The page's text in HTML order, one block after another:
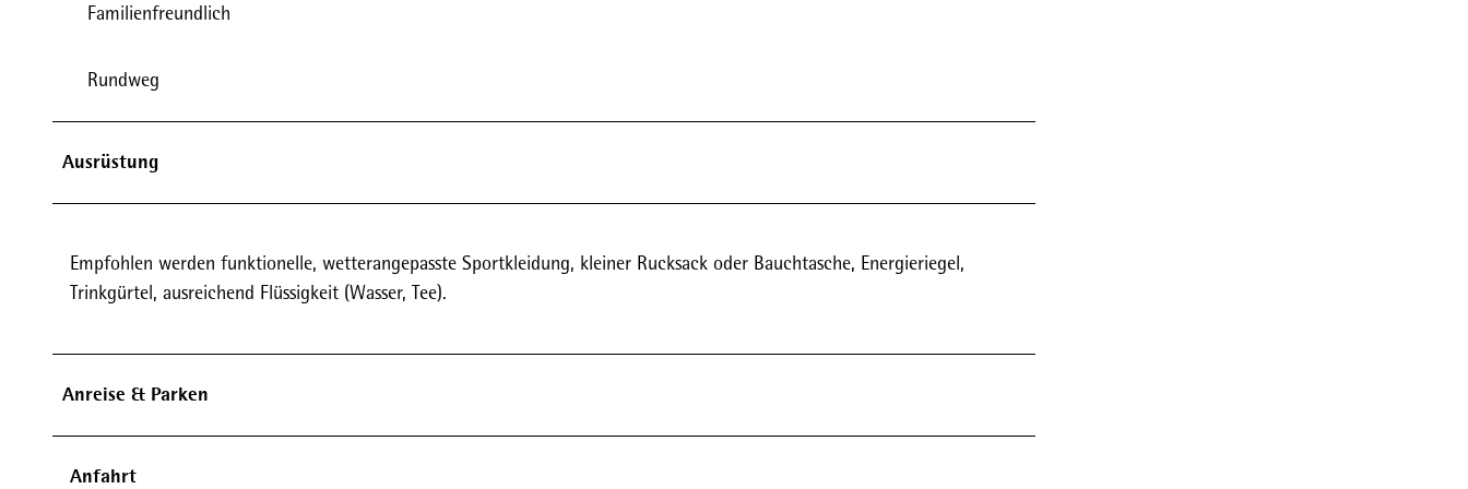
Familienfreundlich
Rundweg
Ausrüstung
Empfohlen werden funktionelle, wetterangepasste Sportkleidung, kleiner Rucksack oder Bauchtasche, Energieriegel,
Trinkgürtel, ausreichend Flüssigkeit (Wasser, Tee).
Anreise & Parken
Anfahrt